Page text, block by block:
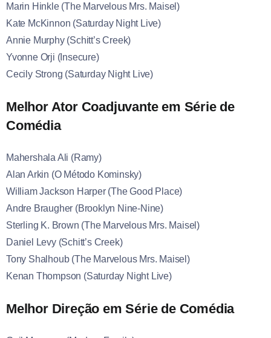
Marin Hinkle (The Marvelous Mrs. Maisel)
Kate McKinnon (Saturday Night Live)
Annie Murphy (Schitt’s Creek)
Yvonne Orji (Insecure)
Cecily Strong (Saturday Night Live)
Melhor Ator Coadjuvante em Série de
Comédia
Mahershala Ali (Ramy)
Alan Arkin (O Método Kominsky)
William Jackson Harper (The Good Place)
Andre Braugher (Brooklyn Nine-Nine)
Sterling K. Brown (The Marvelous Mrs. Maisel)
Daniel Levy (Schitt’s Creek)
Tony Shalhoub (The Marvelous Mrs. Maisel)
Kenan Thompson (Saturday Night Live)
Melhor Direção em Série de Comédia